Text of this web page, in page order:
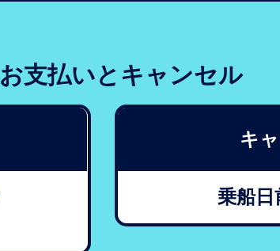
お支払いとキャンセル
キ
乗船